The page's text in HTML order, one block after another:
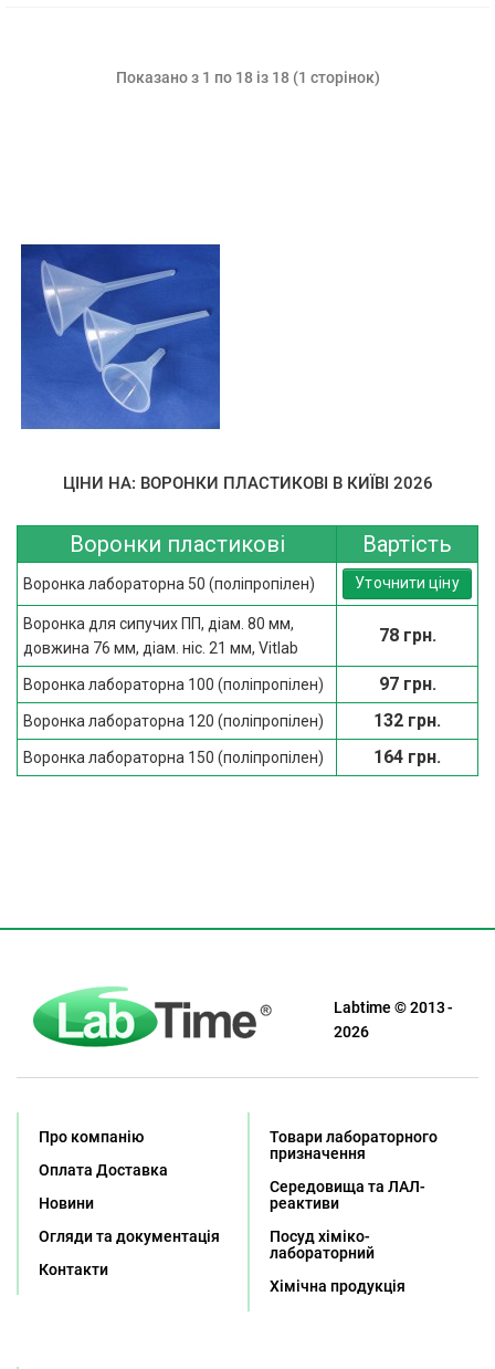
Показано з 1 по 18 із 18 (1 сторінок)
ЦІНИ НА: ВОРОНКИ ПЛАСТИКОВІ В КИЇВІ 2026
Воронки пластикові Вартість
Воронка лабораторна 50 (поліпропілен) Уточнити ціну
Воронка для сипучих ПП, діам. 80 мм,
довжина 76 мм, діам. ніс. 21 мм, Vitlab
78 грн.
Воронка лабораторна 100 (поліпропілен) 97 грн.
Воронка лабораторна 120 (поліпропілен) 132 грн.
Воронка лабораторна 150 (поліпропілен) 164 грн.
Labtime © 2013 -
2026
Про компанію
Оплата Доставка
Новини
Огляди та документація
Контакти
Товари лабораторного
призначення
Середовища та ЛАЛ-
реактиви
Посуд хіміко-
лабораторний
Хімічна продукція